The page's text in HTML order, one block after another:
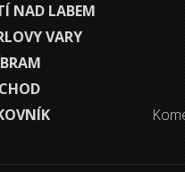
NAD LABEM
VARY